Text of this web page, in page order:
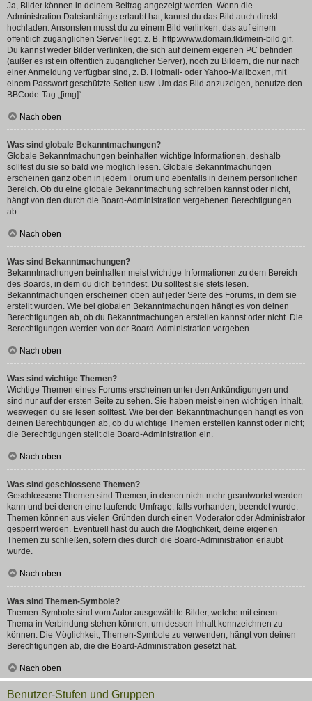
Ja, Bilder können in deinem Beitrag angezeigt werden. Wenn die
Administration Dateianhänge erlaubt hat, kannst du das Bild auch direkt
hochladen. Ansonsten musst du zu einem Bild verlinken, das auf einem
öffentlich zugänglichen Server liegt, z. B. http://www.domain.tld/mein-bild.gif.
Du kannst weder Bilder verlinken, die sich auf deinem eigenen PC befinden
(außer es ist ein öffentlich zugänglicher Server), noch zu Bildern, die nur nach
einer Anmeldung verfügbar sind, z. B. Hotmail- oder Yahoo-Mailboxen, mit
einem Passwort geschützte Seiten usw. Um das Bild anzuzeigen, benutze den
BBCode-Tag „[img]“.
Nach oben
Was sind globale Bekanntmachungen?
Globale Bekanntmachungen beinhalten wichtige Informationen, deshalb
solltest du sie so bald wie möglich lesen. Globale Bekanntmachungen
erscheinen ganz oben in jedem Forum und ebenfalls in deinem persönlichen
Bereich. Ob du eine globale Bekanntmachung schreiben kannst oder nicht,
hängt von den durch die Board-Administration vergebenen Berechtigungen
ab.
Nach oben
Was sind Bekanntmachungen?
Bekanntmachungen beinhalten meist wichtige Informationen zu dem Bereich
des Boards, in dem du dich befindest. Du solltest sie stets lesen.
Bekanntmachungen erscheinen oben auf jeder Seite des Forums, in dem sie
erstellt wurden. Wie bei globalen Bekanntmachungen hängt es von deinen
Berechtigungen ab, ob du Bekanntmachungen erstellen kannst oder nicht. Die
Berechtigungen werden von der Board-Administration vergeben.
Nach oben
Was sind wichtige Themen?
Wichtige Themen eines Forums erscheinen unter den Ankündigungen und
sind nur auf der ersten Seite zu sehen. Sie haben meist einen wichtigen Inhalt,
weswegen du sie lesen solltest. Wie bei den Bekanntmachungen hängt es von
deinen Berechtigungen ab, ob du wichtige Themen erstellen kannst oder nicht;
die Berechtigungen stellt die Board-Administration ein.
Nach oben
Was sind geschlossene Themen?
Geschlossene Themen sind Themen, in denen nicht mehr geantwortet werden
kann und bei denen eine laufende Umfrage, falls vorhanden, beendet wurde.
Themen können aus vielen Gründen durch einen Moderator oder Administrator
gesperrt werden. Eventuell hast du auch die Möglichkeit, deine eigenen
Themen zu schließen, sofern dies durch die Board-Administration erlaubt
wurde.
Nach oben
Was sind Themen-Symbole?
Themen-Symbole sind vom Autor ausgewählte Bilder, welche mit einem
Thema in Verbindung stehen können, um dessen Inhalt kennzeichnen zu
können. Die Möglichkeit, Themen-Symbole zu verwenden, hängt von deinen
Berechtigungen ab, die die Board-Administration gesetzt hat.
Nach oben
Benutzer-Stufen und Gruppen